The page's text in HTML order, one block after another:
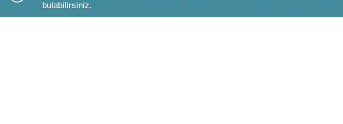
Bottom Search Toolbar Highlight Text
bulabilirsiniz.